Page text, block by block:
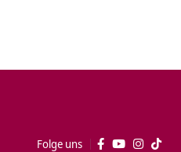
Folge uns